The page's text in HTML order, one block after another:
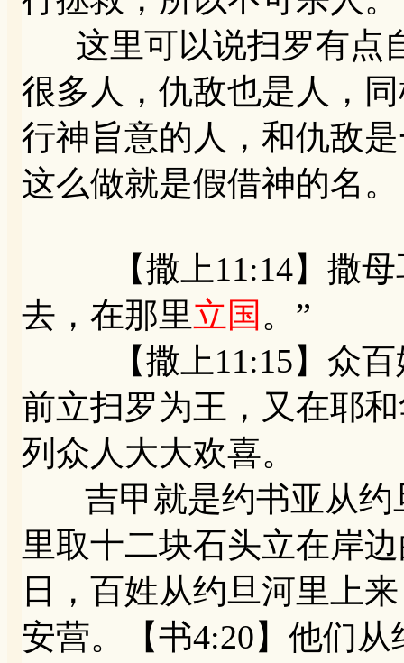
这里可以说扫罗有点
很多人，仇敌也是人，
行神旨意的人，和仇敌
这么做就是假借神的名。
【撒上11:14】撒母
去，在那里立国 。”
【撒上11:15】众百
前立扫罗为王，又在耶
列众人大大欢喜。
吉甲就是约书亚从约
里取十二块石头立在岸
日，百姓从约旦河里上
安营。【书4:20】他们